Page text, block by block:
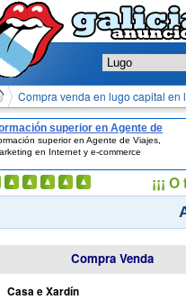
Compra venda en lugo capital en
superior en Agente de
Marketing en Internet y e-
superior en Agente de Viajes,
en Internet y e-commerce
Compra Venda
Casa e Xardín
¡¡¡